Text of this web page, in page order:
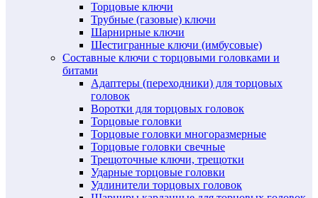
Торцовые ключи
Трубные (газовые) ключи
Шарнирные ключи
Шестигранные ключи (имбусовые)
Составные ключи с торцовыми головками и
битами
Адаптеры (переходники) для торцовых
головок
Воротки для торцовых головок
Торцовые головки
Торцовые головки многоразмерные
Торцовые головки свечные
Трещоточные ключи, трещотки
Ударные торцовые головки
Удлинители торцовых головок